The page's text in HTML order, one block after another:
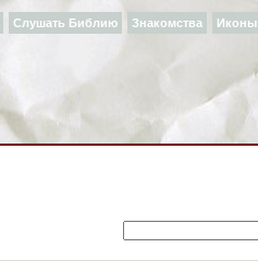
Иконы
Знакомства
Слушать Библию